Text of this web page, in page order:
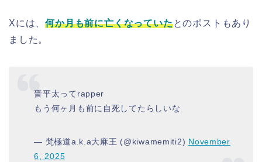
Xには、何か月も前に亡くなっていたとのポストもあり
ました。
晋平太ってrapper
もう何ヶ月も前に自死してたらしいな
— 梵極道a.k.a大麻王 (@kiwamemiti2) November
6, 2025